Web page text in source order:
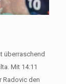
überraschend
Mit 14:11
Radovic den